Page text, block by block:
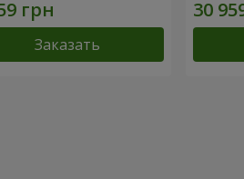
Заказать